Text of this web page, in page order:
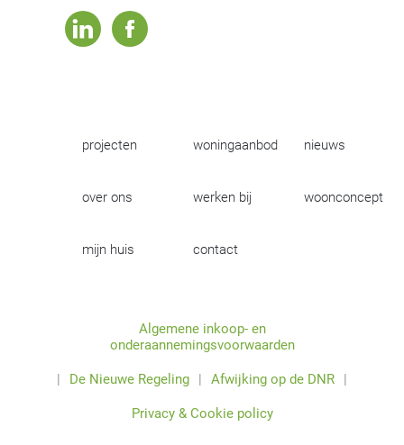
linkedinfacebook
projecten woningaanbod nieuws
over ons werken bij woonconcept
mijn huis contact
Algemene inkoop- en
onderaannemingsvoorwaarden
| De Nieuwe Regeling | Afwijking op de DNR |
Privacy & Cookie policy